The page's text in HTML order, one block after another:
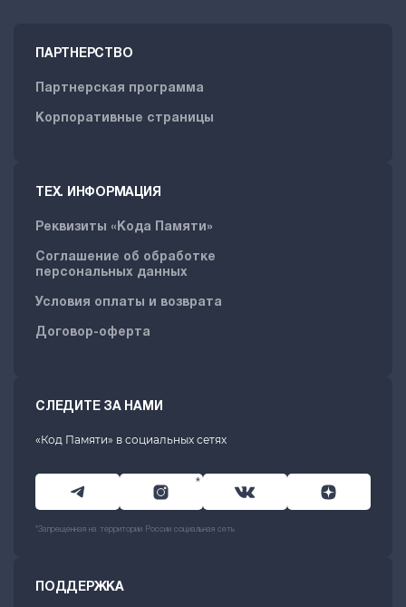
ПАРТНЕРСТВО
Партнерская программа
Корпоративные страницы
ТЕХ. ИНФОРМАЦИЯ
Реквизиты «Кода Памяти»
Соглашение об обработке
персональных данных
Условия оплаты и возврата
Договор-оферта
СЛЕДИТЕ ЗА НАМИ
«Код Памяти» в социальных сетях
*
*Запрещенная на территории России социальная сеть
ПОДДЕРЖКА